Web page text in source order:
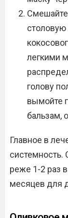
Смешайте
столовую
легкими
голову
вымойте
бальзам,
Главное в
системность.
реже 1-2 раз
месяцев для